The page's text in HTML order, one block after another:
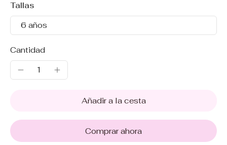
Tallas
6 años
Cantidad
Añadir a la cesta
Comprar ahora